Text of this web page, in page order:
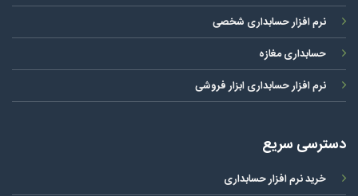
نرم افزار حسابداری شخصی
حسابداری مغازه
نرم افزار حسابداری ابزار فروشی
دسترسی سریع
خرید نرم افزار حسابداری